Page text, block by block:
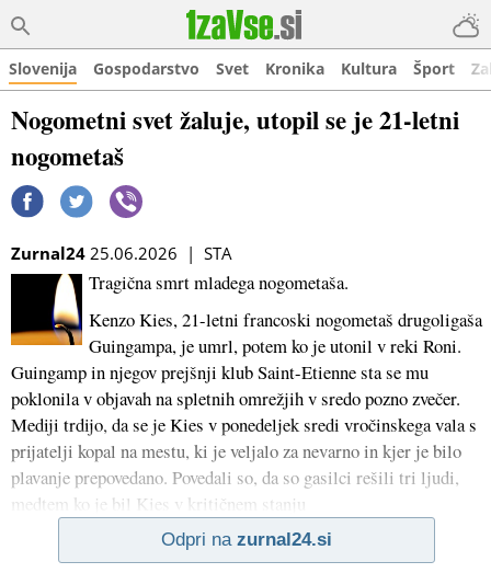
Slovenija Gospodarstvo Svet Kronika Kultura Šport
Nogometni svet žaluje, utopil se je 21-letni
nogometaš
Zurnal24 25.06.2026 | STA
Tragična smrt mladega nogometaša.
Kenzo Kies, 21-letni francoski nogometaš drugoligaša
Guingampa, je umrl, potem ko je utonil v reki Roni.
Guingamp in njegov prejšnji klub Saint-Etienne sta se mu
poklonila v objavah na spletnih omrežjih v sredo pozno zvečer.
Mediji trdijo, da se je Kies v ponedeljek sredi vročinskega vala s
prijatelji kopal na mestu, ki je veljalo za nevarno in kjer je bilo
plavanje prepovedano. Povedali so, da so gasilci rešili tri ljudi,
medtem ko je bil Kies v kritičnem stanju
Odpri na zurnal24.si